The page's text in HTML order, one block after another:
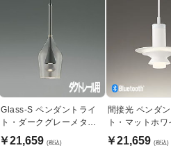
Glass-S ペンダントライ
ト・ダークグレーメタリ
ック | ダクトレール用
￥21,659 (税込)
間接光 ペンダ
ト・マットホワ
Bluetooth ダク
用
￥21,659 (税込)